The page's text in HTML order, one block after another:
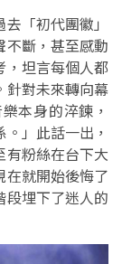
「初代團徽」
不斷，甚至感動
，坦言每個人都
針對未來轉向幕
本身的淬鍊，
」此話一出，
有粉絲在台下大
在就開始後悔了
段埋下了迷人的